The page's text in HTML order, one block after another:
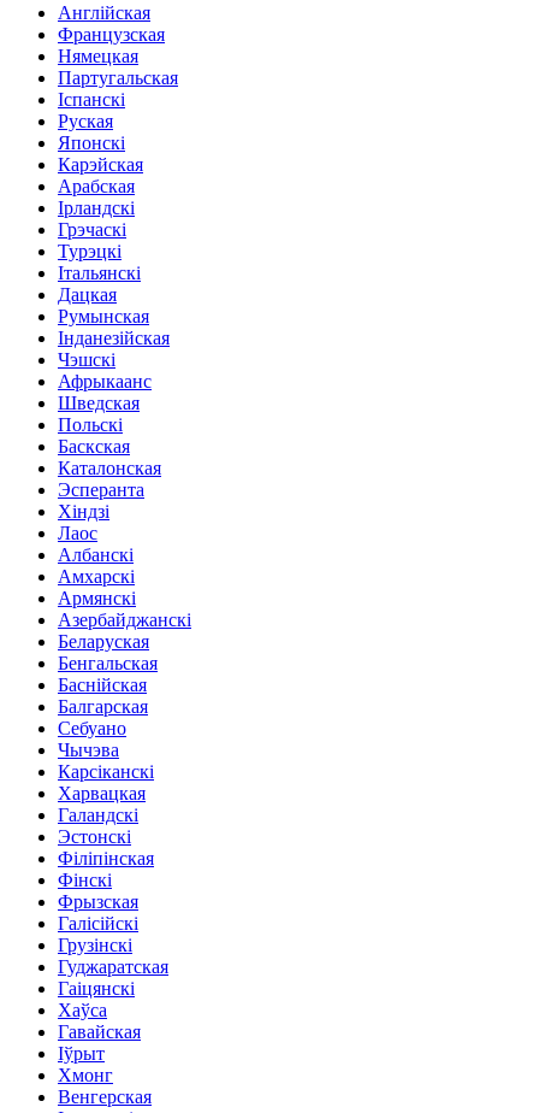
Англійская
Французская
Нямецкая
Партугальская
Іспанскі
Руская
Японскі
Карэйская
Арабская
Ірландскі
Грэчаскі
Турэцкі
Італьянскі
Дацкая
Румынская
Інданезійская
Чэшскі
Афрыкаанс
Шведская
Польскі
Баскская
Каталонская
Эсперанта
Хіндзі
Лаос
Албанскі
Амхарскі
Армянскі
Азербайджанскі
Беларуская
Бенгальская
Баснійская
Балгарская
Себуано
Чычэва
Карсіканскі
Харвацкая
Галандскі
Эстонскі
Філіпінская
Фінскі
Фрызская
Галісійскі
Грузінскі
Гуджаратская
Гаіцянскі
Хаўса
Гавайская
Іўрыт
Хмонг
Венгерская